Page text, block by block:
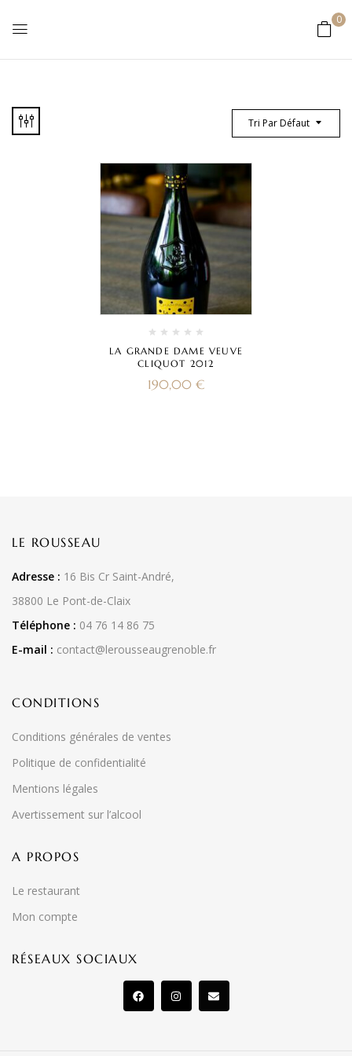
0
Tri Par Défaut
LA GRANDE DAME VEUVE
CLIQUOT 2012
190,00 €
LE ROUSSEAU
Adresse : 16 Bis Cr Saint-André,
38800 Le Pont-de-Claix
Téléphone : 04 76 14 86 75
E-mail : contact@lerousseaugrenoble.fr
CONDITIONS
Conditions générales de ventes
Politique de confidentialité
Mentions légales
Avertissement sur l’alcool
A PROPOS
Le restaurant
Mon compte
RÉSEAUX SOCIAUX